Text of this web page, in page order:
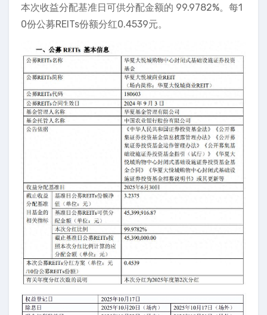
本次收益分配基准日可供分配金额的 99.9782%。每1
0份公募REITs份额分红0.4539元。